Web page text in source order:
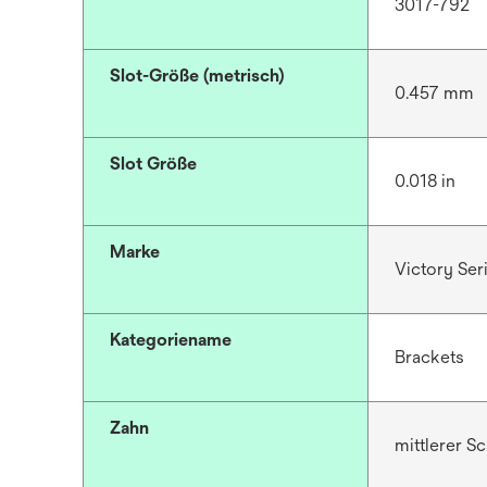
3017-792
Slot-Größe (metrisch)
0.457 mm
Slot Größe
0.018 in
Marke
Victory
Kategoriename
Brackets
Zahn
mittlerer